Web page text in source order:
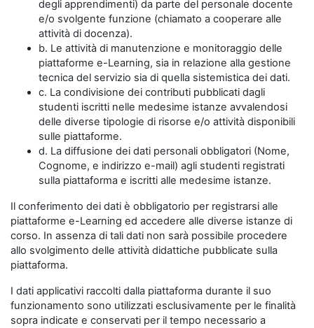
degli apprendimenti) da parte del personale docente
e/o svolgente funzione (chiamato a cooperare alle
attività di docenza).
b. Le attività di manutenzione e monitoraggio delle
piattaforme e-Learning, sia in relazione alla gestione
tecnica del servizio sia di quella sistemistica dei dati.
c. La condivisione dei contributi pubblicati dagli
studenti iscritti nelle medesime istanze avvalendosi
delle diverse tipologie di risorse e/o attività disponibili
sulle piattaforme.
d. La diffusione dei dati personali obbligatori (Nome,
Cognome, e indirizzo e-mail) agli studenti registrati
sulla piattaforma e iscritti alle medesime istanze.
Il conferimento dei dati è obbligatorio per registrarsi alle
piattaforme e-Learning ed accedere alle diverse istanze di
corso. In assenza di tali dati non sarà possibile procedere
allo svolgimento delle attività didattiche pubblicate sulla
piattaforma.
I dati applicativi raccolti dalla piattaforma durante il suo
funzionamento sono utilizzati esclusivamente per le finalità
sopra indicate e conservati per il tempo necessario a